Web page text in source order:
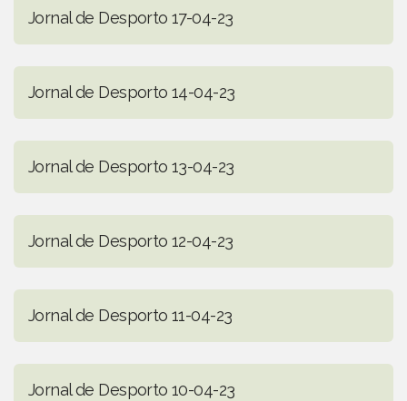
Jornal de Desporto 17-04-23
Jornal de Desporto 14-04-23
Jornal de Desporto 13-04-23
Jornal de Desporto 12-04-23
Jornal de Desporto 11-04-23
Jornal de Desporto 10-04-23